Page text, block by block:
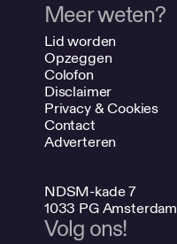
Meer weten?
Lid worden
Opzeggen
Colofon
Disclaimer
Privacy & Cookies
Contact
Adverteren
NDSM-kade 7
1033 PG Amsterdam
Volg ons!